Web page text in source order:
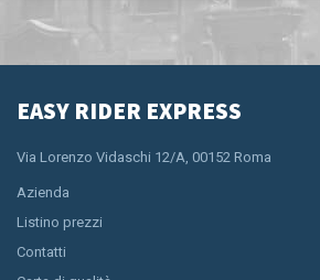
EASY RIDER EXPRESS
Via Lorenzo Vidaschi 12/A, 00152 Roma
Azienda
Listino prezzi
Contatti